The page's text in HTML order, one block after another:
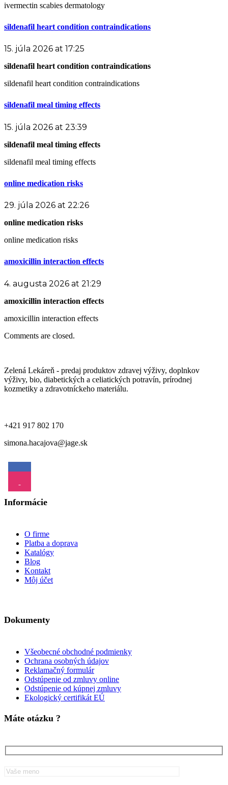
ivermectin scabies dermatology
sildenafil heart condition contraindications
15. júla 2026 at 17:25
sildenafil heart condition contraindications
sildenafil heart condition contraindications
sildenafil meal timing effects
15. júla 2026 at 23:39
sildenafil meal timing effects
sildenafil meal timing effects
online medication risks
29. júla 2026 at 22:26
online medication risks
online medication risks
amoxicillin interaction effects
4. augusta 2026 at 21:29
amoxicillin interaction effects
amoxicillin interaction effects
Comments are closed.
Zelená Lekáreň - predaj produktov zdravej výživy, doplnkov
výživy, bio, diabetických a celiatických potravín, prírodnej
kozmetiky a zdravotníckeho materiálu.
+421 917 802 170
simona.hacajova@jage.sk
Informácie
O firme
Platba a doprava
Katalógy
Blog
Kontakt
Môj účet
Dokumenty
Všeobecné obchodné podmienky
Ochrana osobných údajov
Reklamačný formulár
Odstúpenie od zmluvy online
Odstúpenie od kúpnej zmluvy
Ekologický certifikát EÚ
Máte otázku ?